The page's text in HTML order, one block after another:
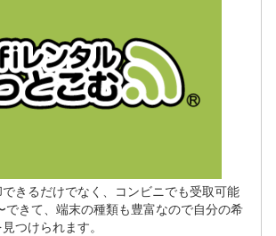
きるだけでなく、コンビニでも受取可能
できて、端末の種類も豊富なので自分の希
つけられます。